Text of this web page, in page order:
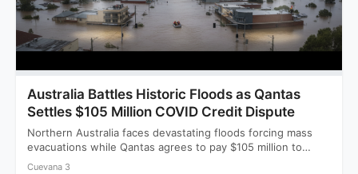
Australia Battles Historic Floods as Qantas
Settles $105 Million COVID Credit Dispute
Northern Australia faces devastating floods forcing mass
evacuations while Qantas agrees to pay $105 million to
settle a…
Cuevana 3